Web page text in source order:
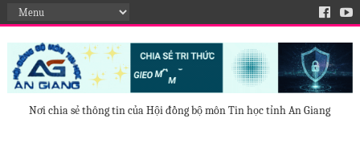
Nơi chia sẻ thông tin của Hội đồng bộ môn Tin học tỉnh An Giang